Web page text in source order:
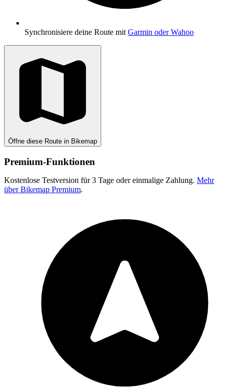
Synchronisiere deine Route mit Garmin oder Wahoo
Öffne diese Route in Bikemap
Premium-Funktionen
Kostenlose Testversion für 3 Tage oder einmalige Zahlung. Mehr
über Bikemap Premium.